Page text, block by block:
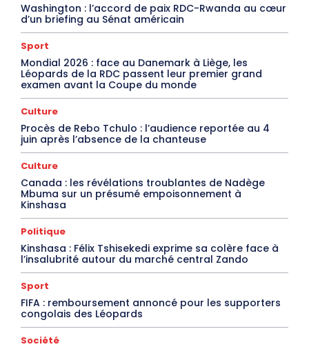
Washington : l’accord de paix RDC-Rwanda au cœur
d’un briefing au Sénat américain
Sport
Mondial 2026 : face au Danemark à Liège, les
Léopards de la RDC passent leur premier grand
examen avant la Coupe du monde
Culture
Procès de Rebo Tchulo : l’audience reportée au 4
juin après l’absence de la chanteuse
Culture
Canada : les révélations troublantes de Nadège
Mbuma sur un présumé empoisonnement à
Kinshasa
Politique
Kinshasa : Félix Tshisekedi exprime sa colère face à
l’insalubrité autour du marché central Zando
Sport
FIFA : remboursement annoncé pour les supporters
congolais des Léopards
Société